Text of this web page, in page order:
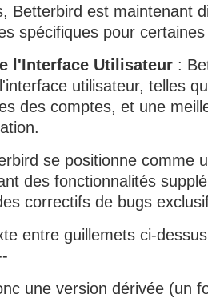
Betterbird est maintenant
spécifiques pour
l'Interface Utilisateur :
utilisateur, telles
des comptes, et une
se positionne comme
des fonctionnalités
correctifs de bugs
entre guillemets ci-
une version dérivée (un